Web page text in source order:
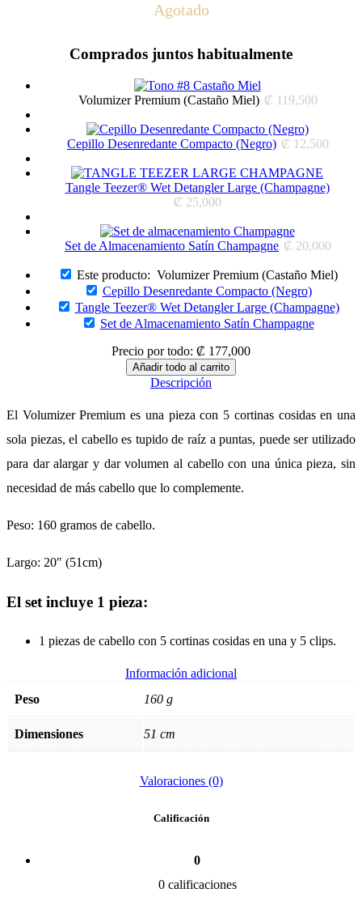
Agotado
Comprados juntos habitualmente
Volumizer Premium (Castaño Miel) ₡ 119,500
Cepillo Desenredante Compacto (Negro) ₡ 12,500
Tangle Teezer® Wet Detangler Large (Champagne)
₡ 25,000
Set de Almacenamiento Satín Champagne ₡ 20,000
Este producto: Volumizer Premium (Castaño Miel)
Cepillo Desenredante Compacto (Negro)
Tangle Teezer® Wet Detangler Large (Champagne)
Set de Almacenamiento Satín Champagne
Precio por todo: ₡ 177,000
Descripción
El Volumizer Premium es una pieza con 5 cortinas cosidas en una
sola piezas, el cabello es tupido de raíz a puntas, puede ser utilizado
para dar alargar y dar volumen al cabello con una única pieza, sin
necesidad de más cabello que lo complemente.
Peso: 160 gramos de cabello.
Largo: 20″ (51cm)
El set incluye 1 pieza:
1 piezas de cabello con 5 cortinas cosidas en una y 5 clips.
Información adicional
Peso
160 g
Dimensiones 51 cm
Valoraciones (0)
Calificación
0
0 calificaciones